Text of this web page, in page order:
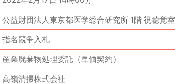
公益財団法人東京都医学総合研究所 1階 視聴覚室
指名競争入札
産業廃棄物処理委託（単価契約）
高嶺清掃株式会社